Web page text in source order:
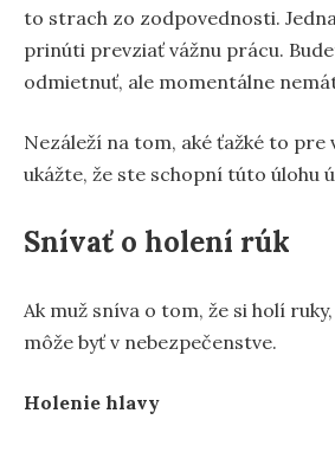
to strach zo zodpovednosti.
prinúti prevziať vážnu prácu.
odmietnuť, ale momentálne
Nezáleží na tom, aké ťažké to pre
ukážte, že ste schopní túto úlohu
Snívať o holení rúk
Ak muž sníva o tom, že si holí
môže byť v nebezpečenstve.
Holenie hlavy